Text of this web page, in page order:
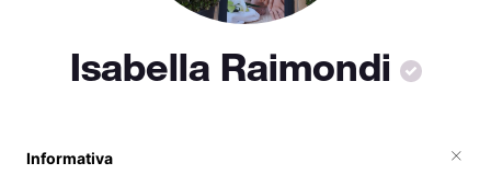
Isabella Raimondi
Informativa ×